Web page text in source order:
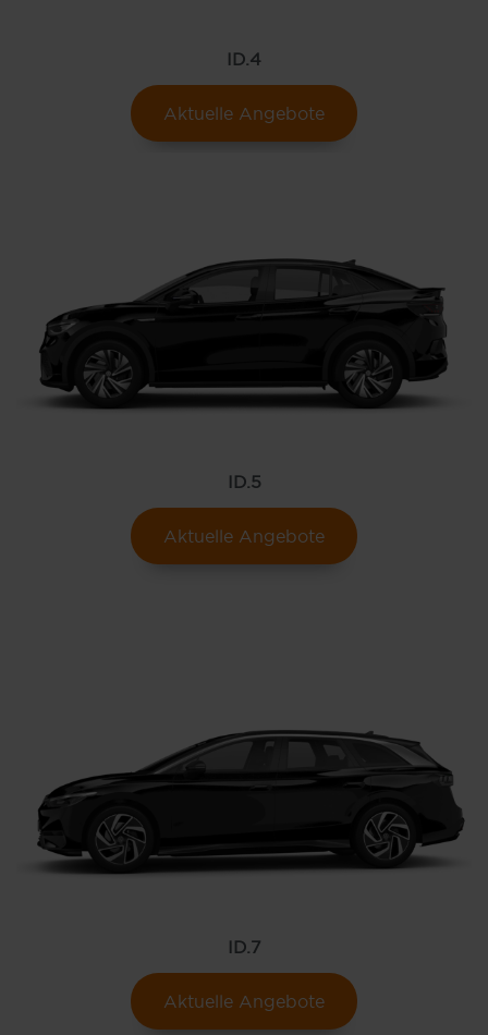
ID.4
Aktuelle Angebote
ID.5
Aktuelle Angebote
ID.7
Aktuelle Angebote